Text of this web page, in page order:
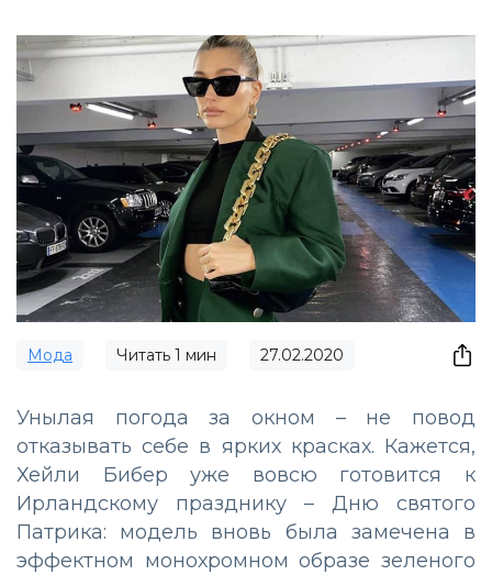
Мода Читать 1 мин 27.02.2020
Унылая погода за окном – не повод
отказывать себе в ярких красках. Кажется,
Хейли Бибер уже вовсю готовится к
Ирландскому празднику – Дню святого
Патрика: модель вновь была замечена в
эффектном монохромном образе зеленого